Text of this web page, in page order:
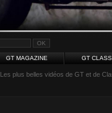
GT MAGAZINE GT
Les plus belles vidéos de GT et de